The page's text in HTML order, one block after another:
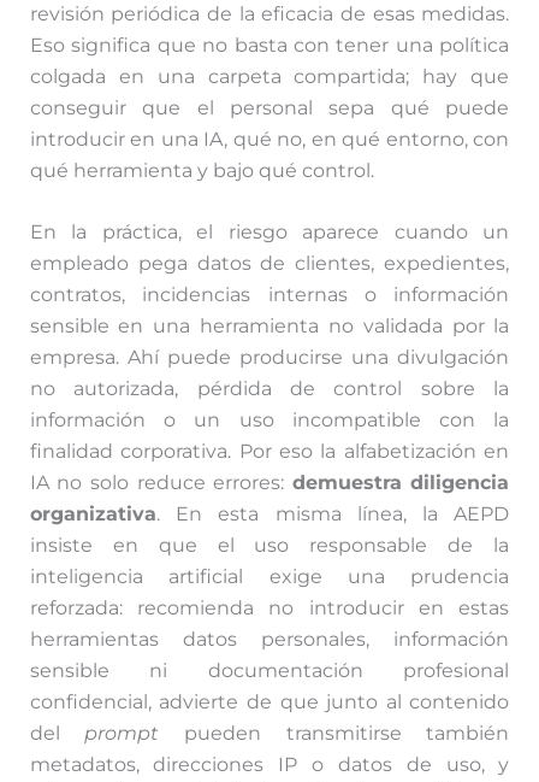
revisión periódica de la eficacia de esas medidas.
Eso significa que no basta con tener una política
colgada en una carpeta compartida; hay que
conseguir que el personal sepa qué puede
introducir en una IA, qué no, en qué entorno, con
qué herramienta y bajo qué control.
En la práctica, el riesgo aparece cuando un
empleado pega datos de clientes, expedientes,
contratos, incidencias internas o información
sensible en una herramienta no validada por la
empresa. Ahí puede producirse una divulgación
no autorizada, pérdida de control sobre la
información o un uso incompatible con la
finalidad corporativa. Por eso la alfabetización en
IA no solo reduce errores: demuestra diligencia
organizativa. En esta misma línea, la AEPD
insiste en que el uso responsable de la
inteligencia artificial exige una prudencia
reforzada: recomienda no introducir en estas
herramientas datos personales, información
sensible ni documentación profesional
confidencial, advierte de que junto al contenido
del prompt pueden transmitirse también
metadatos, direcciones IP o datos de uso, y